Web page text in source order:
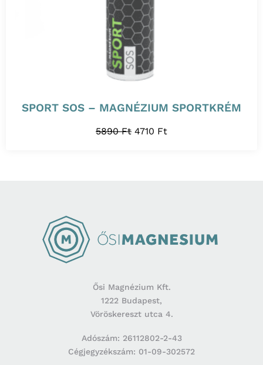
SPORT SOS – MAGNÉZIUM SPORTKRÉM
5890Ft 4710 Ft
Ősi Magnézium Kft.
1222 Budapest,
Vöröskereszt utca 4.
Adószám: 26112802-2-43
Cégjegyzékszám: 01-09-302572